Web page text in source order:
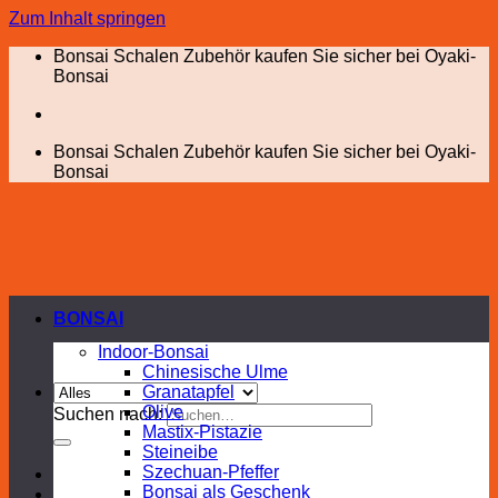
Zum Inhalt springen
Bonsai Schalen Zubehör kaufen Sie sicher bei Oyaki-
Bonsai
Bonsai Schalen Zubehör kaufen Sie sicher bei Oyaki-
Bonsai
Suchen nach:
BONSAI
Indoor-Bonsai
Chinesische Ulme
Granatapfel
Olive
Mastix-Pistazie
Steineibe
Szechuan-Pfeffer
Bonsai als Geschenk